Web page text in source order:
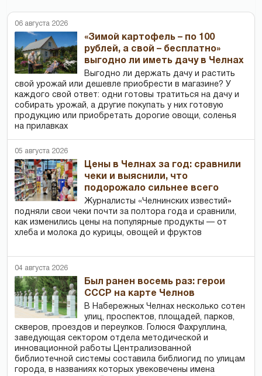
06 августа 2026
«Зимой картофель – по 100
рублей, а свой – бесплатно»
выгодно ли иметь дачу в Челнах
Выгодно ли держать дачу и растить
свой урожай или дешевле приобрести в магазине? У
каждого свой ответ: одни готовы тратиться на дачу и
собирать урожай, а другие покупать у них готовую
продукцию или приобретать дорогие овощи, соленья
на прилавках
05 августа 2026
Цены в Челнах за год: сравнили
чеки и выяснили, что
подорожало сильнее всего
Журналисты «Челнинских известий»
подняли свои чеки почти за полтора года и сравнили,
как изменились цены на популярные продукты — от
хлеба и молока до курицы, овощей и фруктов
04 августа 2026
Был ранен восемь раз: герои
СССР на карте Челнов
В Набережных Челнах несколько сотен
улиц, проспектов, площадей, парков,
скверов, проездов и переулков. Голюся Фахруллина,
заведующая сектором отдела методической и
инновационной работы Централизованной
библиотечной системы составила библиогид по улицам
города, в названиях которых увековечены имена